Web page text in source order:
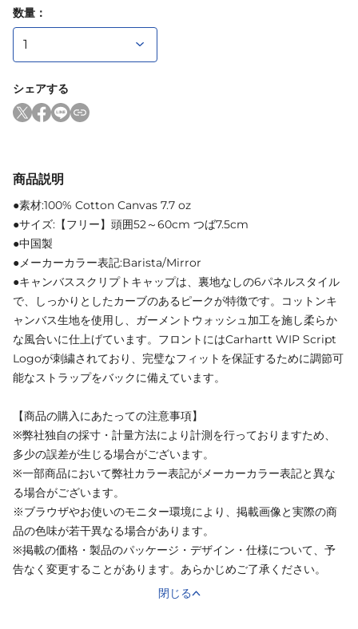
数量：
シェアする
商品説明
●素材:100% Cotton Canvas 7.7 oz
●サイズ:【フリー】頭囲52～60cm つば7.5cm
●中国製
●メーカーカラー表記:Barista/Mirror
●キャンバススクリプトキャップは、裏地なしの6パネルスタイル
で、しっかりとしたカーブのあるピークが特徴です。コットンキ
ャンバス生地を使用し、ガーメントウォッシュ加工を施し柔らか
な風合いに仕上げています。フロントにはCarhartt WIP Script
Logoが刺繍されており、完璧なフィットを保証するために調節可
能なストラップをバックに備えています。
【商品の購入にあたっての注意事項】
※弊社独自の採寸・計量方法により計測を行っておりますため、
多少の誤差が生じる場合がございます。
※一部商品において弊社カラー表記がメーカーカラー表記と異な
る場合がございます。
※ブラウザやお使いのモニター環境により、掲載画像と実際の商
品の色味が若干異なる場合があります。
※掲載の価格・製品のパッケージ・デザイン・仕様について、予
告なく変更することがあります。あらかじめご了承ください。
閉じる